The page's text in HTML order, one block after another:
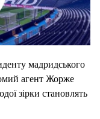
мадридського
агент Жорже
зірки становлять